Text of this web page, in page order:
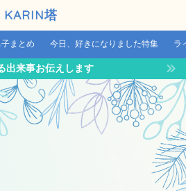
KARIN塔
まとめ 今日、好きになりました特集 ラ
出来事お伝えします